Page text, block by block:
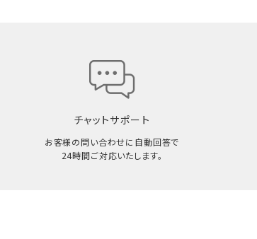
チャットサポート
お客様の問い合わせに自動回答で
24時間ご対応いたします。